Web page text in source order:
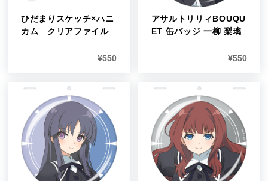
ひだまりスケッチ×ハニ
カム クリアファイル
¥550
アサルトリリィBOUQU
ET 缶バッジ 一柳 梨璃
¥550